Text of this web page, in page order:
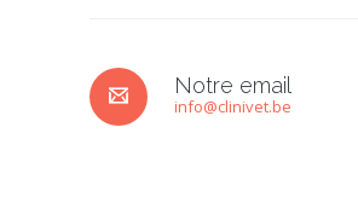
Notre email
info@clinivet.be